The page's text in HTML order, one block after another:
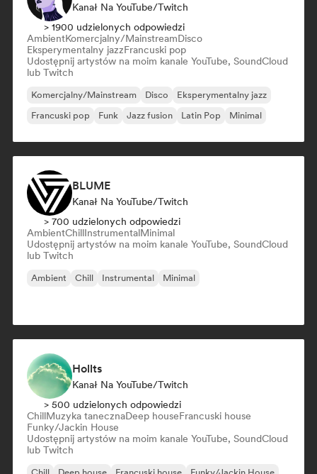
Kanał Na YouTube/Twitch
> 1900 udzielonych odpowiedzi
AmbientKomercjalny/MainstreamDisco
Eksperymentalny jazzFrancuski pop
Udostępnij artystów na moim kanale YouTube, SoundCloud
lub Twitch
Komercjalny/Mainstream Disco
Eksperymentalny jazz
Francuski pop
Funk Jazz fusion Latin Pop Minimal
BLUME
Kanał Na YouTube/Twitch
> 700 udzielonych odpowiedzi
AmbientChillInstrumentalMinimal
Udostępnij artystów na moim kanale YouTube, SoundCloud
lub Twitch
Ambient Chill Instrumental Minimal
Hollts
Kanał Na YouTube/Twitch
> 500 udzielonych odpowiedzi
ChillMuzyka tanecznaDeep houseFrancuski house
Funky/Jackin House
Udostępnij artystów na moim kanale YouTube, SoundCloud
lub Twitch